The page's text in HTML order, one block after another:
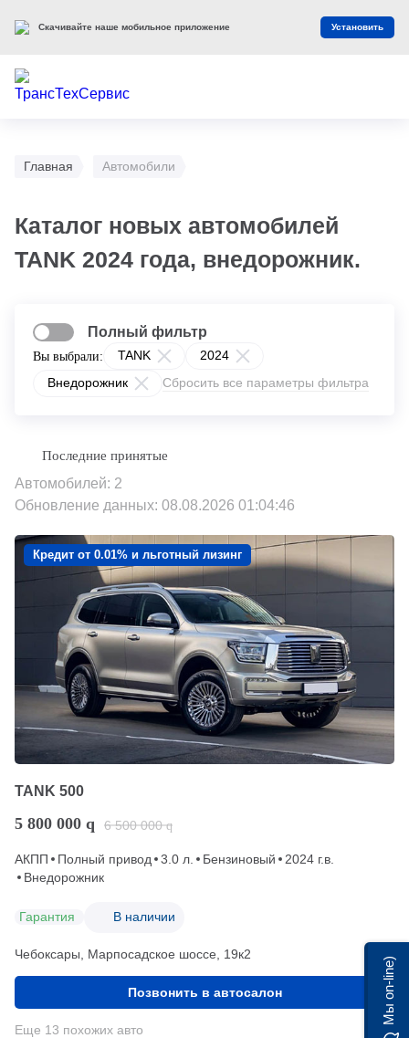
Главная Автомобили
Каталог новых автомобилей
TANK 2024 года, внедорожник.
Вы выбрали: TANK
2024
Внедорожник
Сбросить все параметры фильтра
Полный фильтр
Автомобилей: 2
Обновление данных: 08.08.2026 01:04:46
Кредит от 0.01% и льготный лизинг
TANK 500
5 800 000 q 6 500 000 q
АКПП Полный привод 3.0 л. Бензиновый
2024 г.в.
Внедорожник
Гарантия В наличии
Чебоксары, Марпосадское шоссе, 19к2
Позвонить в автосалон
Еще 13 похожих авто
Скачивайте наше мобильное приложение Установить
Мы on-line)